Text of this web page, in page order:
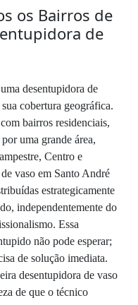
os Bairros de
de
desentupidora de
cobertura geográfica.
bairros residenciais,
uma grande área,
Centro e
vaso em Santo André
estrategicamente
independentemente do
Essa
não pode esperar;
de solução imediata.
desentupidora de vaso
de que o técnico